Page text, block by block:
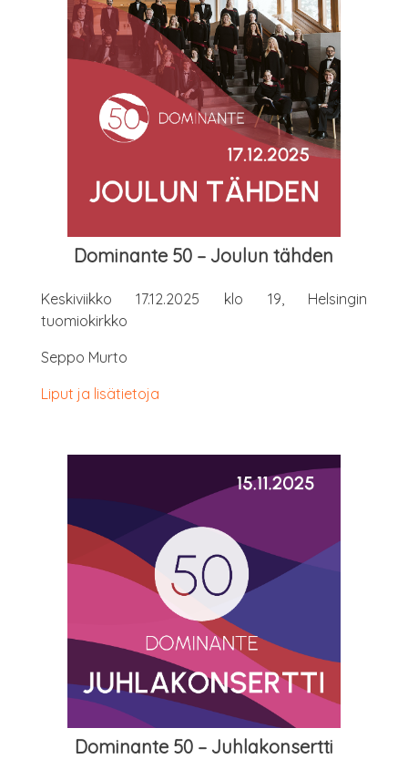
Domi­nan­te 50 – Jou­lun tähden
Kes­ki­viik­ko 17.12.2025 klo 19, Hel­sin­gin
tuomiokirkko
Sep­po Murto
Liput ja lisätietoja
Domi­nan­te 50 – Juhlakonsertti